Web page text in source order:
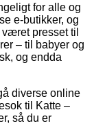
for alle og
e-butikker, og
presset til
– til babyer og
og endda
diverse online
til Katte –
så du er